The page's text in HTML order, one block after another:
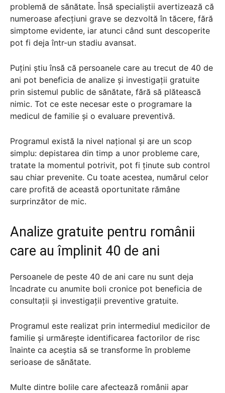
problemă de sănătate. Însă specialiștii avertizează că
numeroase afecțiuni grave se dezvoltă în tăcere, fără
simptome evidente, iar atunci când sunt descoperite
pot fi deja într-un stadiu avansat.
Puțini știu însă că persoanele care au trecut de 40 de
ani pot beneficia de analize și investigații gratuite
prin sistemul public de sănătate, fără să plătească
nimic. Tot ce este necesar este o programare la
medicul de familie și o evaluare preventivă.
Programul există la nivel național și are un scop
simplu: depistarea din timp a unor probleme care,
tratate la momentul potrivit, pot fi ținute sub control
sau chiar prevenite. Cu toate acestea, numărul celor
care profită de această oportunitate rămâne
surprinzător de mic.
Analize gratuite pentru românii
care au împlinit 40 de ani
Persoanele de peste 40 de ani care nu sunt deja
încadrate cu anumite boli cronice pot beneficia de
consultații și investigații preventive gratuite.
Programul este realizat prin intermediul medicilor de
familie și urmărește identificarea factorilor de risc
înainte ca aceștia să se transforme în probleme
serioase de sănătate.
Multe dintre bolile care afectează românii apar